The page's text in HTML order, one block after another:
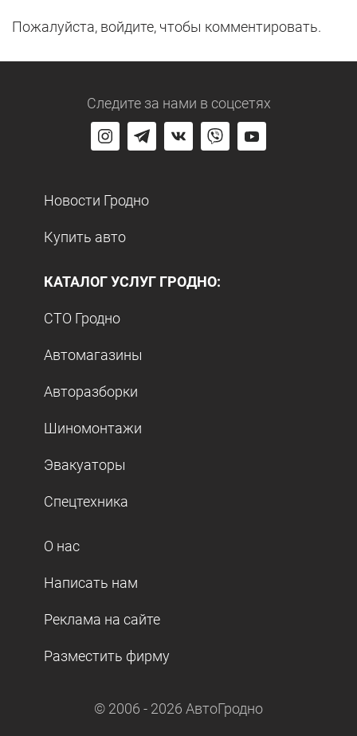
Пожалуйста, войдите, чтобы комментировать.
Следите за нами в соцсетях
Новости Гродно
Купить авто
КАТАЛОГ УСЛУГ ГРОДНО:
СТО Гродно
Автомагазины
Авторазборки
Шиномонтажи
Эвакуаторы
Спецтехника
О нас
Написать нам
Реклама на сайте
Разместить фирму
© 2006 - 2026 АвтоГродно